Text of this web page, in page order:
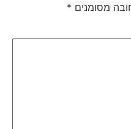
מסומנים*